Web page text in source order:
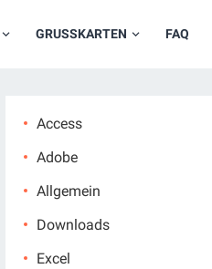
GRUSSKARTEN FAQ
Access
Adobe
Allgemein
Downloads
Excel